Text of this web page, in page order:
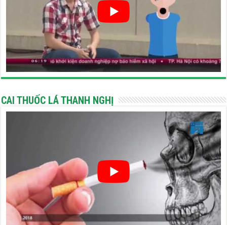
CAI THUỐC LÁ THANH NGHỊ